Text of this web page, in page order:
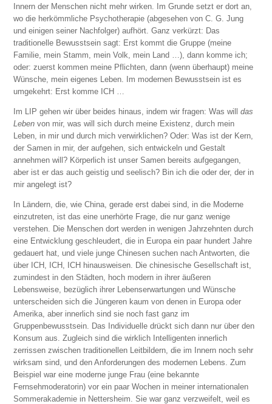
Innern der Menschen nicht mehr wirken. Im Grunde setzt er dort an,
wo die herkömmliche Psychotherapie (abgesehen von C. G. Jung
und einigen seiner Nachfolger) aufhört. Ganz verkürzt: Das
traditionelle Bewusstsein sagt: Erst kommt die Gruppe (meine
Familie, mein Stamm, mein Volk, mein Land …), dann komme ich;
oder: zuerst kommen meine Pflichten, dann (wenn überhaupt) meine
Wünsche, mein eigenes Leben. Im modernen Bewusstsein ist es
umgekehrt: Erst komme ICH …
Im LIP gehen wir über beides hinaus, indem wir fragen: Was willdas
Leben von mir, was will sich durch meine Existenz, durch mein
Leben, in mir und durch mich verwirklichen? Oder: Was ist der Kern,
der Samen in mir, der aufgehen, sich entwickeln und Gestalt
annehmen will? Körperlich ist unser Samen bereits aufgegangen,
aber ist er das auch geistig und seelisch? Bin ich die oder der, der in
mir angelegt ist?
In Ländern, die, wie China, gerade erst dabei sind, in die Moderne
einzutreten, ist das eine unerhörte Frage, die nur ganz wenige
verstehen. Die Menschen dort werden in wenigen Jahrzehnten durch
eine Entwicklung geschleudert, die in Europa ein paar hundert Jahre
gedauert hat, und viele junge Chinesen suchen nach Antworten, die
über ICH, ICH, ICH hinausweisen. Die chinesische Gesellschaft ist,
zumindest in den Städten, hoch modern in ihrer äußeren
Lebensweise, bezüglich ihrer Lebenserwartungen und Wünsche
unterscheiden sich die Jüngeren kaum von denen in Europa oder
Amerika, aber innerlich sind sie noch fast ganz im
Gruppenbewusstsein. Das Individuelle drückt sich dann nur über den
Konsum aus. Zugleich sind die wirklich Intelligenten innerlich
zerrissen zwischen traditionellen Leitbildern, die im Innern noch sehr
wirksam sind, und den Anforderungen des modernen Lebens. Zum
Beispiel war eine moderne junge Frau (eine bekannte
Fernsehmoderatorin) vor ein paar Wochen in meiner internationalen
Sommerakademie in Nettersheim. Sie war ganz verzweifelt, weil es